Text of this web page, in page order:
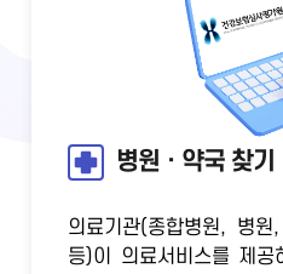
병원ㆍ약국 찾기
의료기관(종합병원, 병
등)이 의료서비스를 제공